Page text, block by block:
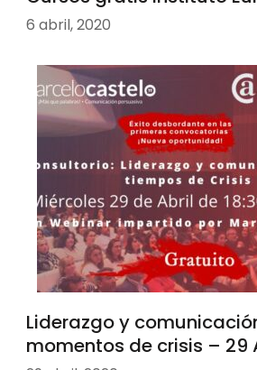
6 abril, 2020
Liderazgo y
momentos de crisis – 29